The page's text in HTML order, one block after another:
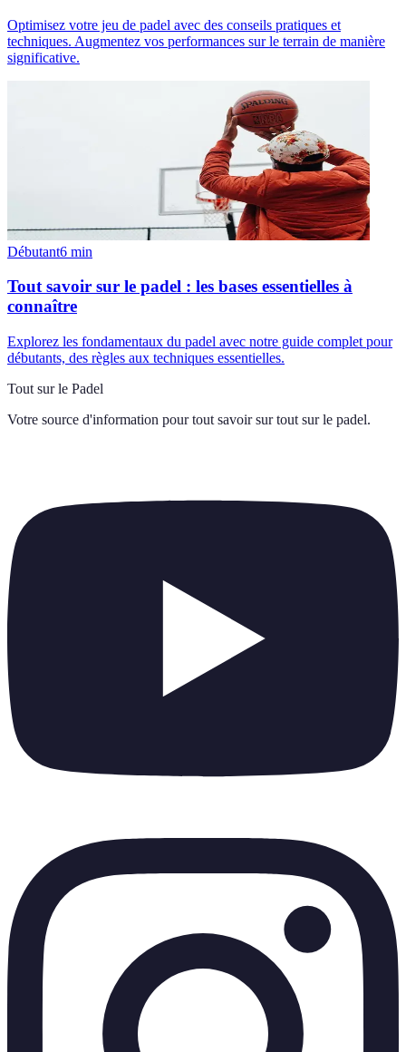
Optimisez votre jeu de padel avec des conseils pratiques et
techniques. Augmentez vos performances sur le terrain de manière
significative.
Débutant6 min
Tout savoir sur le padel : les bases essentielles à
connaître
Explorez les fondamentaux du padel avec notre guide complet pour
débutants, des règles aux techniques essentielles.
Tout sur le Padel
Votre source d'information pour tout savoir sur tout sur le padel.